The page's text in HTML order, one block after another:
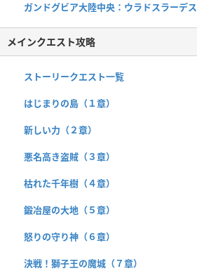
ガンドグビア大陸中央：ウラドスラーデス
メインクエスト攻略
ストーリークエスト一覧
はじまりの島（１章）
新しい力（２章）
悪名高き盗賊（３章）
枯れた千年樹（４章）
鍛冶屋の大地（５章）
怒りの守り神（６章）
決戦！獅子王の魔城（７章）